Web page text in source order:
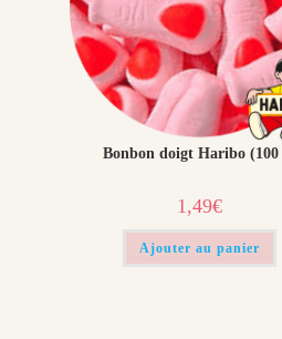
Bonbon doigt Haribo (100
1,49€
Ajouter au panier